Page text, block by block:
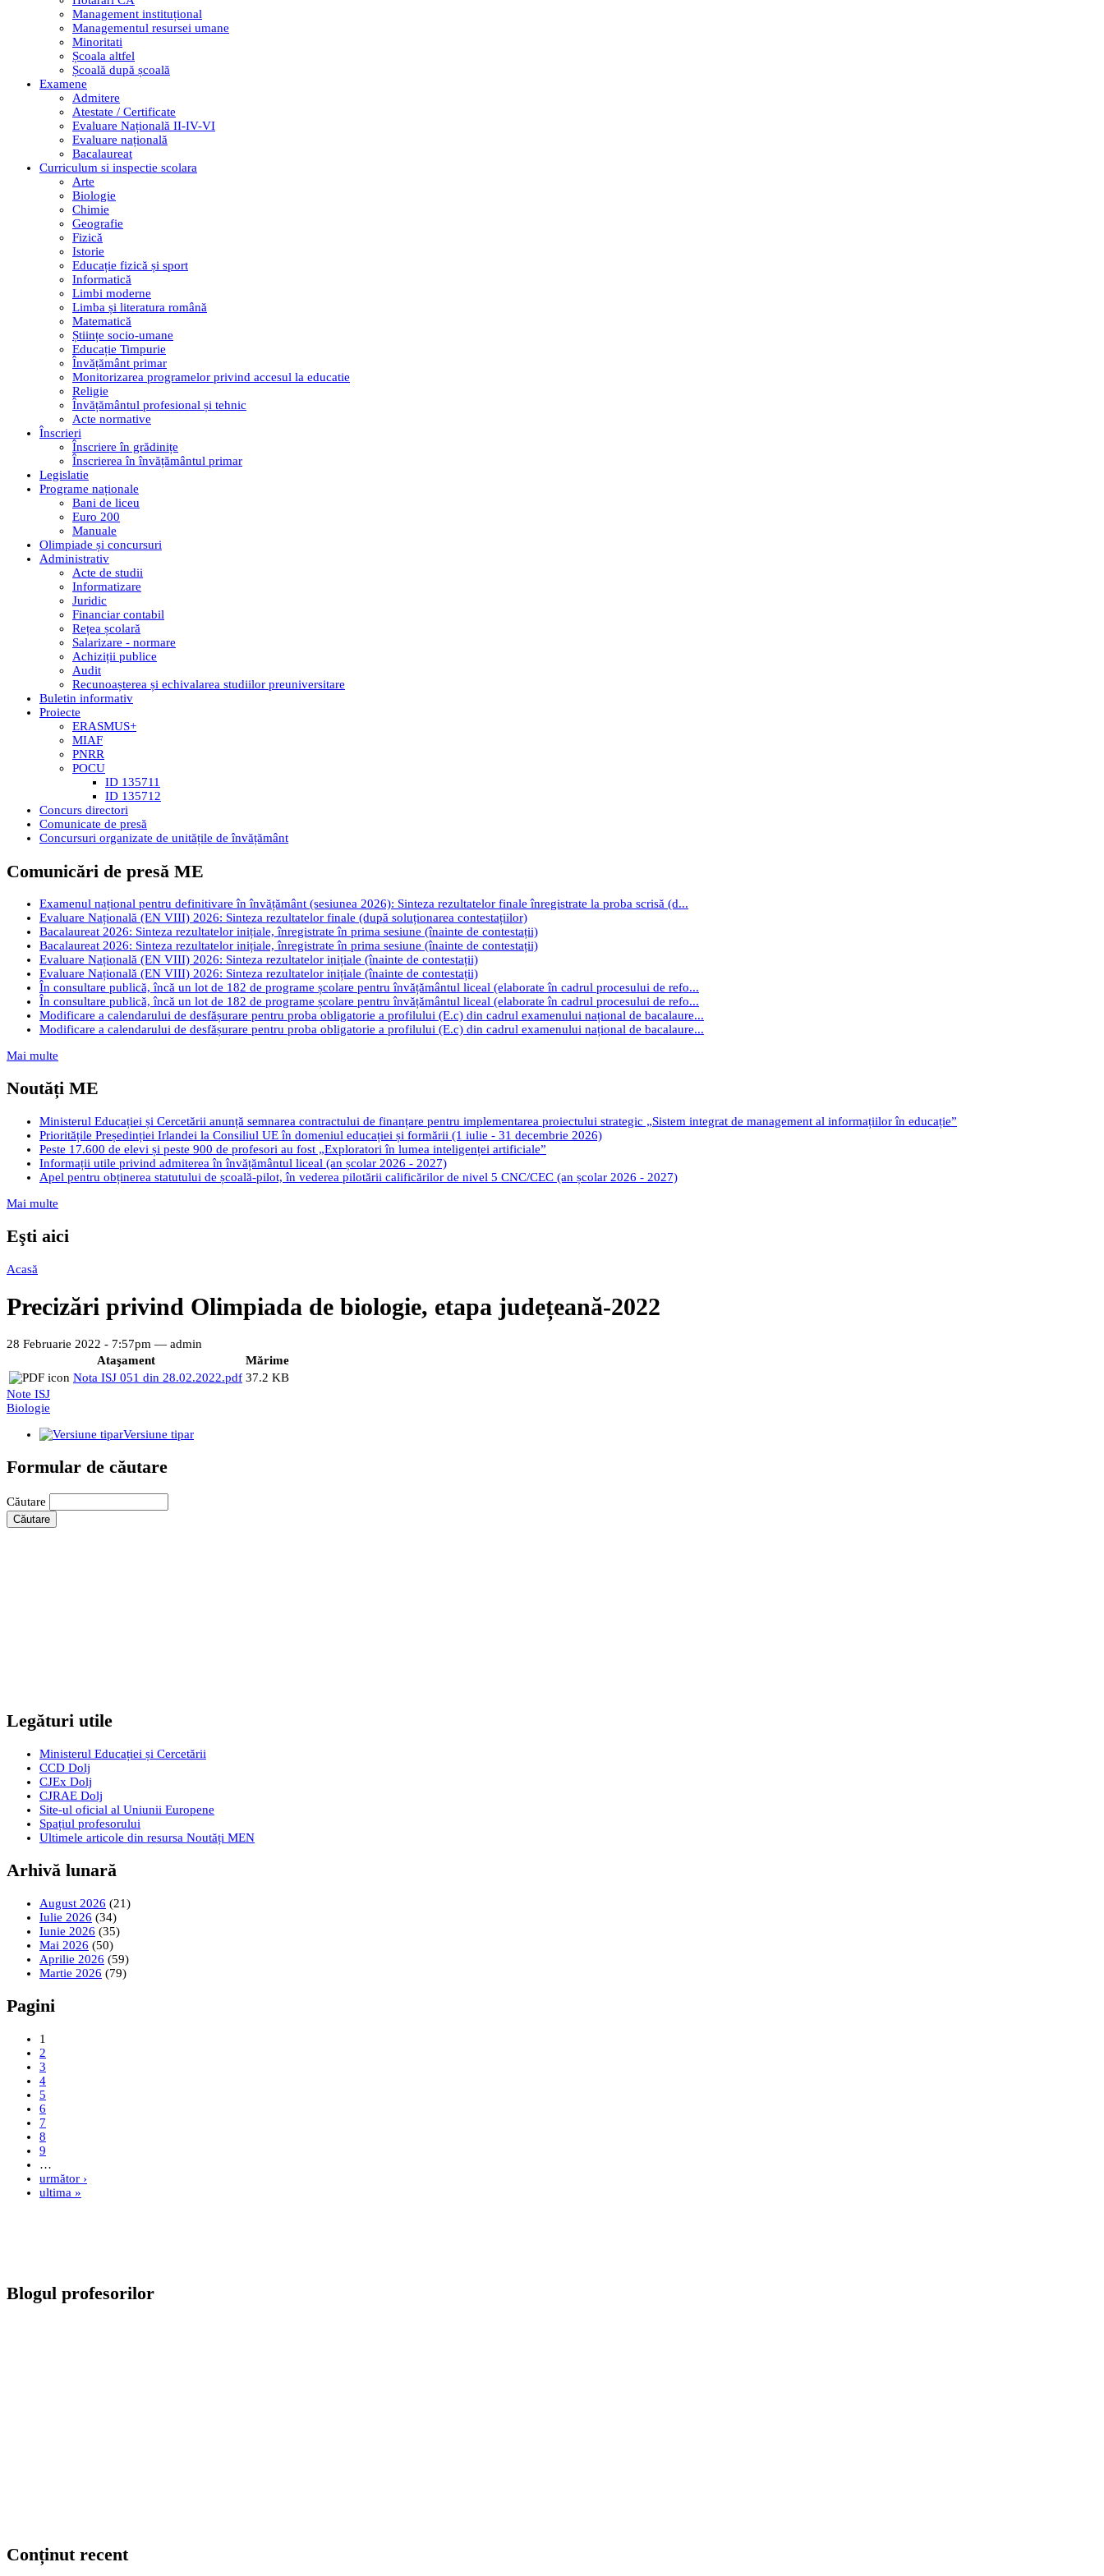
Management instituțional
Managementul resursei umane
Minoritati
Școala altfel
Școală după școală
Examene
Admitere
Atestate / Certificate
Evaluare Națională II-IV-VI
Evaluare națională
Bacalaureat
Curriculum si inspectie scolara
Arte
Biologie
Chimie
Geografie
Fizică
Istorie
Educație fizică și sport
Informatică
Limbi moderne
Limba și literatura română
Matematică
Științe socio-umane
Educație Timpurie
Învățământ primar
Monitorizarea programelor privind accesul la educatie
Religie
Învățământul profesional și tehnic
Acte normative
Înscrieri
Înscriere în grădinițe
Înscrierea în învățământul primar
Legislatie
Programe naționale
Bani de liceu
Euro 200
Manuale
Olimpiade și concursuri
Administrativ
Acte de studii
Informatizare
Juridic
Financiar contabil
Rețea școlară
Salarizare - normare
Achiziții publice
Audit
Recunoașterea și echivalarea studiilor preuniversitare
Buletin informativ
Proiecte
ERASMUS+
MIAF
PNRR
POCU
ID 135711
ID 135712
Concurs directori
Comunicate de presă
Concursuri organizate de unitățile de învățământ
Comunicări de presă ME
Examenul național pentru definitivare în învățământ (sesiunea 2026): Sinteza rezultatelor finale înregistrate la proba scrisă (d...
Evaluare Națională (EN VIII) 2026: Sinteza rezultatelor finale (după soluționarea contestațiilor)
Bacalaureat 2026: Sinteza rezultatelor inițiale, înregistrate în prima sesiune (înainte de contestații)
Bacalaureat 2026: Sinteza rezultatelor inițiale, înregistrate în prima sesiune (înainte de contestații)
Evaluare Națională (EN VIII) 2026: Sinteza rezultatelor inițiale (înainte de contestații)
Evaluare Națională (EN VIII) 2026: Sinteza rezultatelor inițiale (înainte de contestații)
În consultare publică, încă un lot de 182 de programe școlare pentru învățământul liceal (elaborate în cadrul procesului de refo...
În consultare publică, încă un lot de 182 de programe școlare pentru învățământul liceal (elaborate în cadrul procesului de refo...
Modificare a calendarului de desfășurare pentru proba obligatorie a profilului (E.c) din cadrul examenului național de bacalaure...
Modificare a calendarului de desfășurare pentru proba obligatorie a profilului (E.c) din cadrul examenului național de bacalaure...
Mai multe
Noutăți ME
Ministerul Educației și Cercetării anunță semnarea contractului de finanțare pentru implementarea proiectului strategic „Sistem integrat de management al informațiilor în educație”
Prioritățile Președinției Irlandei la Consiliul UE în domeniul educației și formării (1 iulie - 31 decembrie 2026)
Peste 17.600 de elevi și peste 900 de profesori au fost „Exploratori în lumea inteligenței artificiale”
Informații utile privind admiterea în învățământul liceal (an școlar 2026 - 2027)
Apel pentru obținerea statutului de școală-pilot, în vederea pilotării calificărilor de nivel 5 CNC/CEC (an școlar 2026 - 2027)
Mai multe
Eşti aici
Acasă
Precizări privind Olimpiada de biologie, etapa județeană-2022
28 Februarie 2022 - 7:57pm — admin
Ataşament
Mărime
Nota ISJ 051 din 28.02.2022.pdf 37.2 KB
Note ISJ
Biologie
Versiune tipar
Formular de căutare
Căutare
Legături utile
Ministerul Educației și Cercetării
CCD Dolj
CJEx Dolj
CJRAE Dolj
Site-ul oficial al Uniunii Europene
Spațiul profesorului
Ultimele articole din resursa Noutăți MEN
Arhivă lunară
August 2026 (21)
Iulie 2026 (34)
Iunie 2026 (35)
Mai 2026 (50)
Aprilie 2026 (59)
Martie 2026 (79)
Pagini
1
2
3
4
5
6
7
8
9
…
următor ›
ultima »
Blogul profesorilor
Conținut recent